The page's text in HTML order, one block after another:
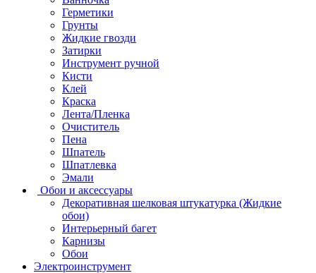
Герметики
Грунты
Жидкие гвозди
Затирки
Инструмент ручной
Кисти
Клей
Краска
Лента/Пленка
Очиститель
Пена
Шпатель
Шпатлевка
Эмали
Обои и аксессуары
Декоративная шелковая штукатурка (Жидкие
обои)
Интерьерный багет
Карнизы
Обои
Электроинструмент